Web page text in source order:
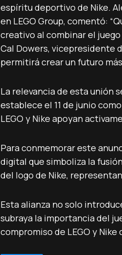
espíritu deportivo de Nike.
en LEGO Group, comentó:
creativo al combinar el juego
Cal Dowers, vicepresidente
permitirá crear un futuro
La relevancia de esta unión
establece el 11 de junio
LEGO y Nike apoyan
Para conmemorar este
digital que simboliza la
del logo de Nike,
Esta alianza no solo
subraya la importancia del
compromiso de LEGO y